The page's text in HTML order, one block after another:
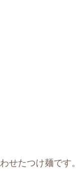
せたつけ麺です。